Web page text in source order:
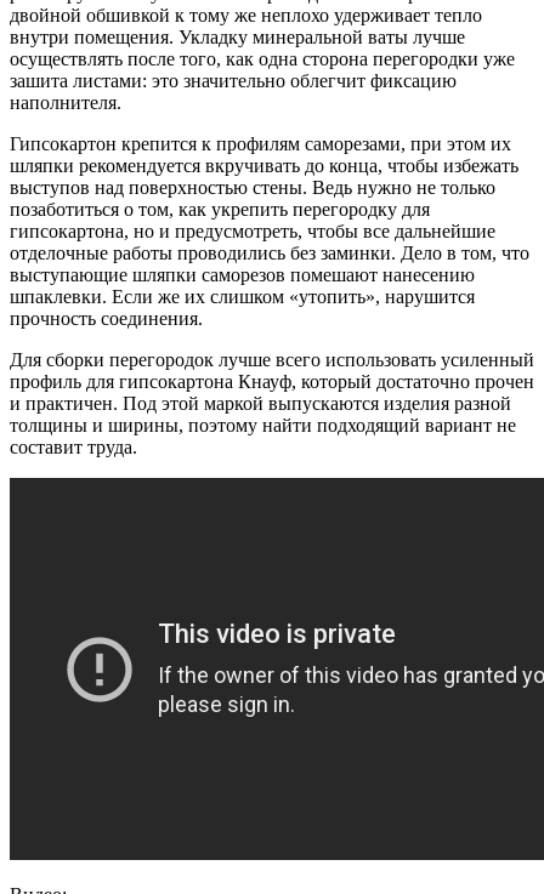
двойной обшивкой к тому же неплохо удерживает тепло
внутри помещения. Укладку минеральной ваты лучше
осуществлять после того, как одна сторона перегородки уже
зашита листами: это значительно облегчит фиксацию
наполнителя.
Гипсокартон крепится к профилям саморезами, при этом их
шляпки рекомендуется вкручивать до конца, чтобы избежать
выступов над поверхностью стены. Ведь нужно не только
позаботиться о том, как укрепить перегородку для
гипсокартона, но и предусмотреть, чтобы все дальнейшие
отделочные работы проводились без заминки. Дело в том, что
выступающие шляпки саморезов помешают нанесению
шпаклевки. Если же их слишком «утопить», нарушится
прочность соединения.
Для сборки перегородок лучше всего использовать усиленный
профиль для гипсокартона Кнауф, который достаточно прочен
и практичен. Под этой маркой выпускаются изделия разной
толщины и ширины, поэтому найти подходящий вариант не
составит труда.